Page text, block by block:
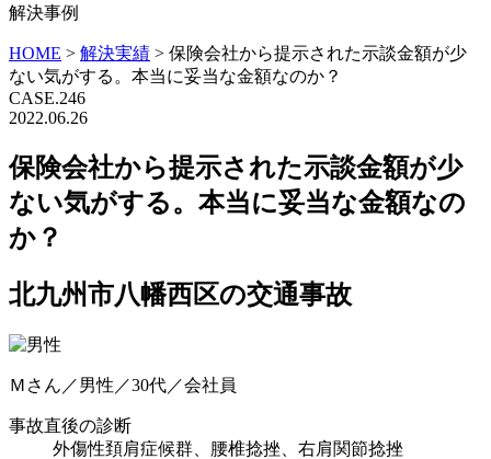
解決事例
HOME > 解決実績 > 保険会社から提示された示談金額が少
ない気がする。本当に妥当な金額なのか？
CASE.246
2022.06.26
保険会社から提示された示談金額が少
ない気がする。本当に妥当な金額なの
か？
北九州市八幡西区の交通事故
Ｍさん／男性／30代／会社員
事故直後の診断
外傷性頚肩症候群、腰椎捻挫、右肩関節捻挫